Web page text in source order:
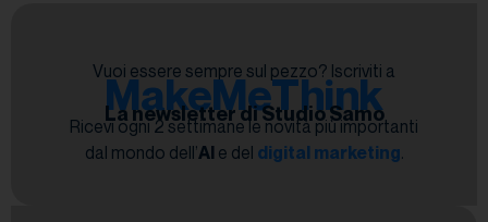
Vuoi essere sempre sul pezzo? Iscriviti a
MakeMeThink
La newsletter di Studio Samo
Ricevi ogni 2 settimane le novità più importanti
dal mondo dell’AI e del digital marketing.